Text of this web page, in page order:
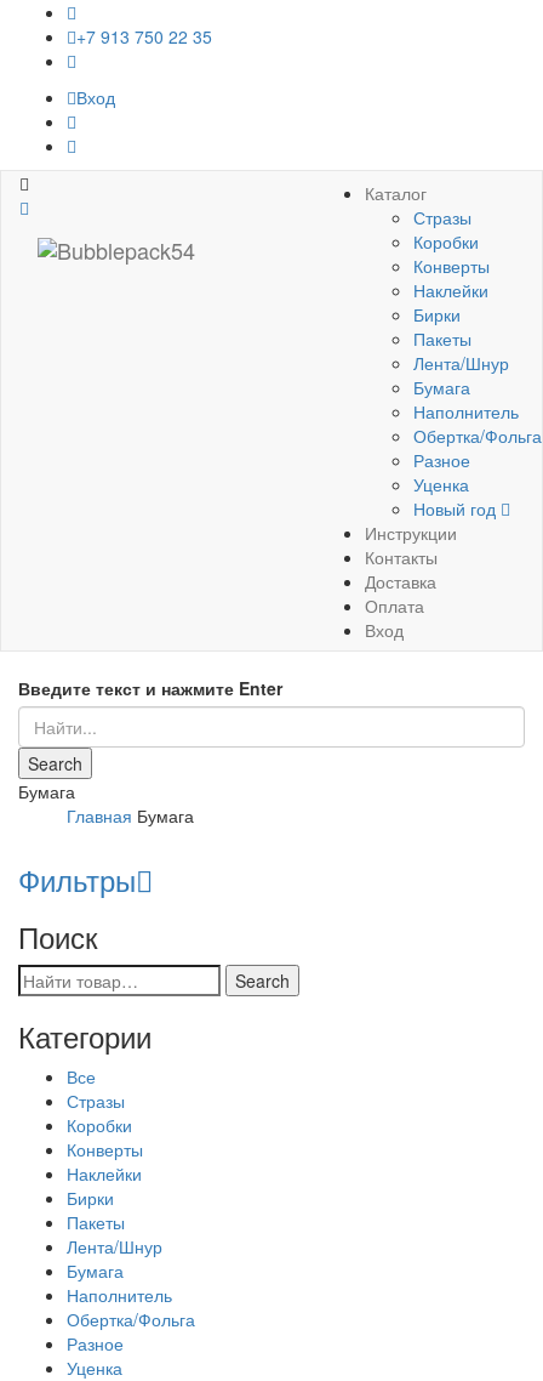
+7 913 750 22 35
Вход
Bubblepack54
Каталог
Стразы
Коробки
Конверты
Наклейки
Бирки
Пакеты
Лента/Шнур
Бумага
Наполнитель
Обертка/Фольга
Разное
Уценка
Новый год
Инструкции
Контакты
Доставка
Оплата
Вход
Введите текст и нажмите Enter
Бумага
Главная Бумага
Фильтры
Поиск
Категории
Все
Стразы
Коробки
Конверты
Наклейки
Бирки
Пакеты
Лента/Шнур
Бумага
Наполнитель
Обертка/Фольга
Разное
Уценка